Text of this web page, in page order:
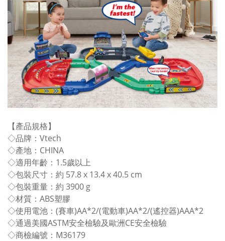
【產品規格】
◇品牌：Vtech
◇產地：CHINA
◇適用年齡：1.5歲以上
◇包裝尺寸：約 57.8 x 13.4 x 40.5 cm
◇包裝重量：約 3900 g
◇材質：ABS塑膠
◇使用電池：(賽車)AA*2/(電動車)AA*2/(遙控器)AAA*2
◇通過美國ASTM安全檢驗及歐洲CE安全檢驗
◇商檢編號：M36179